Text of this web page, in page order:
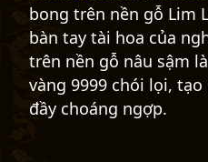
bong trên nền gỗ Lim
bàn tay tài hoa của
trên nền gỗ nâu sậm
vàng 9999 chói lọi,
đầy choáng ngợp.